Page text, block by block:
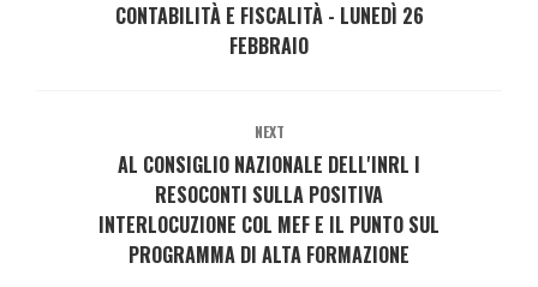
CONTABILITÀ E FISCALITÀ - LUNEDÌ 26
FEBBRAIO
NEXT
AL CONSIGLIO NAZIONALE DELL'INRL I
RESOCONTI SULLA POSITIVA
INTERLOCUZIONE COL MEF E IL PUNTO SUL
PROGRAMMA DI ALTA FORMAZIONE